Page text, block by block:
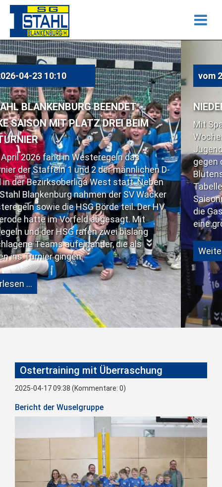
BEIM
das
D-
Neben
SV Wacker
Der HV
Mit
als
vom2026-04-23 10:07
NIEDERLAGE IM SPITZENSPIEL
Mit Spannung wurde am
Wochenende das Spiel der
Jugend in der Handball
gegen den Spitzenreiter aus
Blütenstädter rangierten auf dem
Tabellenplatz und wollten den
Saisonniederlage beibringen.
die Gastgeber Domenik Herdam
eine große Schwächung bedeutete.
Weiterlesen …
Ostertraining mit Überraschung
2025-04-17 09:38 (Kommentare: 0)
Bericht der Wuselgruppe